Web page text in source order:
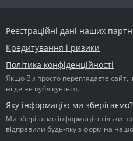
Реєстраційні дані наших
Кредитування і ризики
Політика конфіденційності
Якщо Ви просто переглядаєте сайт,
ні де не публікується.
Яку інформацію ми зберігаємо?
Ми зберігаємо інформацію тільки
відправили будь-яку з форм на